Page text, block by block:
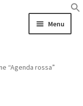
Menu
“Agenda rossa”